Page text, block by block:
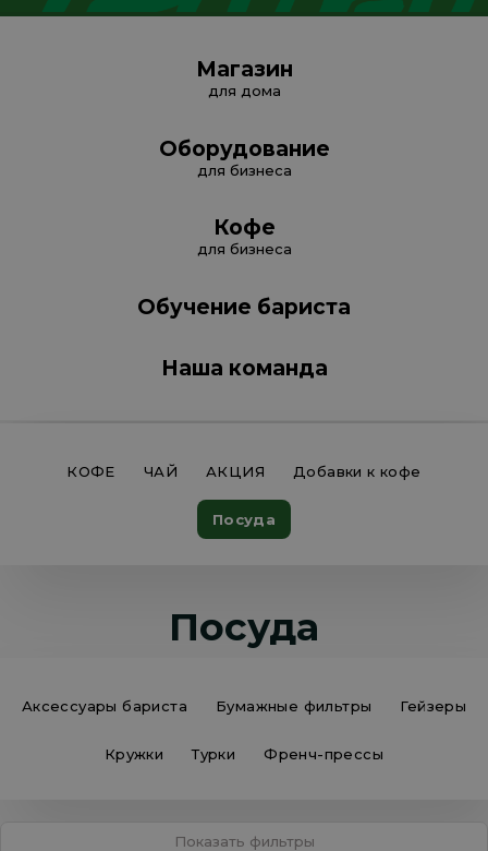
Магазин
для дома
Оборудование
для бизнеса
Кофе
для бизнеса
Обучение бариста
Наша команда
КОФЕ ЧАЙ АКЦИЯ Добавки к кофе
Посуда
Посуда
Аксессуары бариста Бумажные фильтры Гейзеры
Кружки Турки Френч-прессы
Показать фильтры